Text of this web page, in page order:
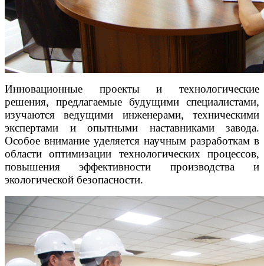
Инновационные проекты и технологические
решения, предлагаемые будущими специалистами,
изучаются ведущими инженерами, техническими
экспертами и опытными наставниками завода.
Особое внимание уделяется научным разработкам в
области оптимизации технологических процессов,
повышения эффективности производства и
экологической безопасности.